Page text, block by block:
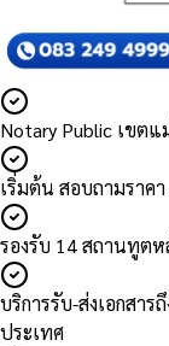
Notary Public เขต
เริ่มต้น สอบถามราค
รองรับ 14 สถานทูตห
บริการรับ-ส่งเอกสา
ประเทศ